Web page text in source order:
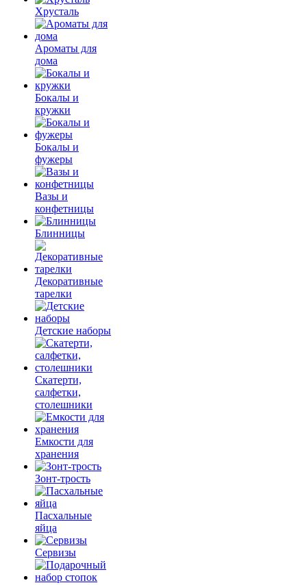
Хрусталь
Ароматы для
дома
Бокалы и
кружки
Бокалы и
фужеры
Вазы и
конфетницы
Блинницы
Декоративные
тарелки
Детские наборы
Скатерти,
салфетки,
столешники
Емкости для
хранения
Зонт-трость
Пасхальные
яйца
Сервизы